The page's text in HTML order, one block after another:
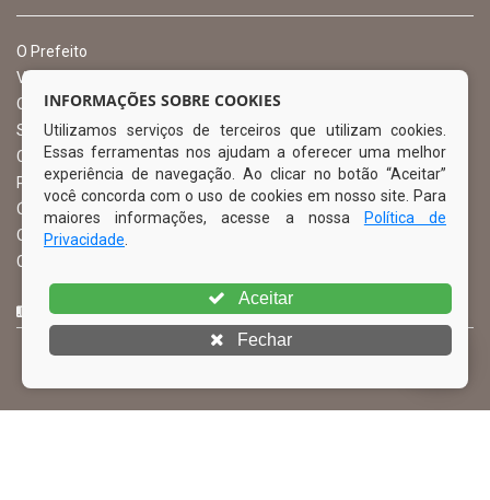
O Prefeito
Vice Prefeito
Ouvidoria Municipal
Serviço de Informação ao Cidadão – SIC
Chefe de Gabinete
Procuradoria Geral
Órgão de Controle Interno
Organograma
Comissão Permanente de Licitação – CPL
CURTA NOSSA FAN PAGE
INFORMAÇÕES SOBRE COOKIES
Utilizamos serviços de terceiros que utilizam cookies.
Essas ferramentas nos ajudam a oferecer uma melhor
experiência de navegação. Ao clicar no botão “Aceitar”
você concorda com o uso de cookies em nosso site. Para
maiores informações, acesse a nossa
Política de
Privacidade
Aceitar
Fechar